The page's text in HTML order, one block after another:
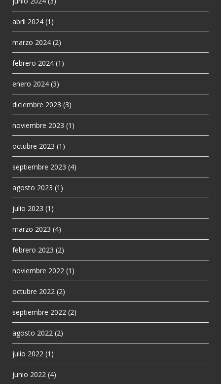
abril 2024 (1)
marzo 2024 (2)
febrero 2024 (1)
enero 2024 (3)
diciembre 2023 (3)
noviembre 2023 (1)
octubre 2023 (1)
septiembre 2023 (4)
agosto 2023 (1)
julio 2023 (1)
marzo 2023 (4)
febrero 2023 (2)
noviembre 2022 (1)
octubre 2022 (2)
septiembre 2022 (2)
agosto 2022 (2)
julio 2022 (1)
junio 2022 (4)